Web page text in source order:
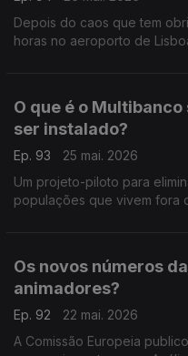
Depois do caos que tem
horas no aeroporto de
O que é o
ser instalado?
Ep. 93
25 mai. 2026
Um projeto-piloto para
populações que vivem fora
Os novos números
animadores?
Ep. 92
22 mai. 2026
A Comissão Europeia